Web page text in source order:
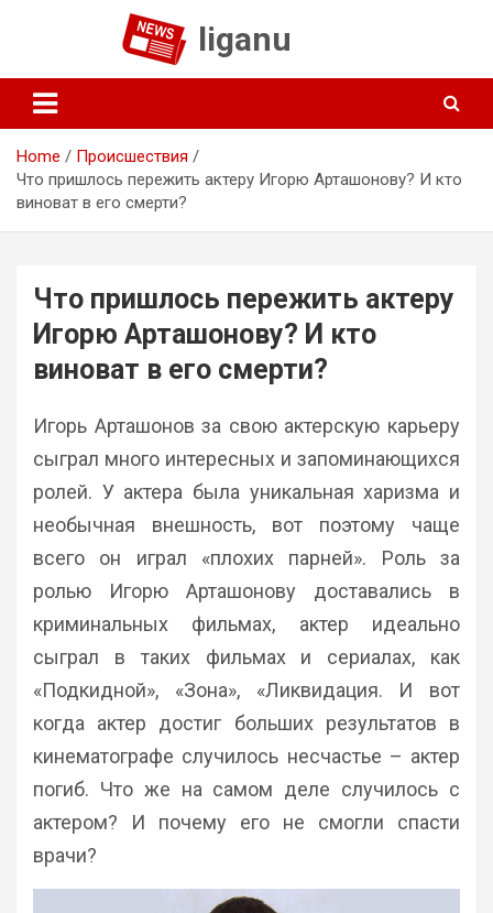
liganu
Home
Происшествия
Что пришлось пережить актеру Игорю Арташонову? И кто
виноват в его смерти?
Что пришлось пережить актеру
Игорю Арташонову? И кто
виноват в его смерти?
Игорь Арташонов за свою актерскую карьеру
сыграл много интересных и запоминающихся
ролей. У актера была уникальная харизма и
необычная внешность, вот поэтому чаще
всего он играл «плохих парней». Роль за
ролью Игорю Арташонову доставались в
криминальных фильмах, актер идеально
сыграл в таких фильмах и сериалах, как
«Подкидной», «Зона», «Ликвидация. И вот
когда актер достиг больших результатов в
кинематографе случилось несчастье – актер
погиб. Что же на самом деле случилось с
актером? И почему его не смогли спасти
врачи?